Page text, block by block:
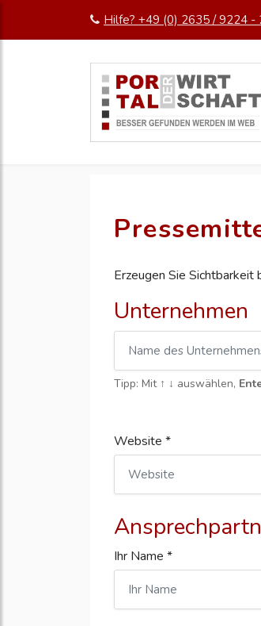
Hilfe? +49 (0) 2635 / 9224 -
Erzeugen Sie Sichtbarkeit
Unternehmen
Tipp: Mit ↑ ↓ auswählen,
Website *
Ihr Name *